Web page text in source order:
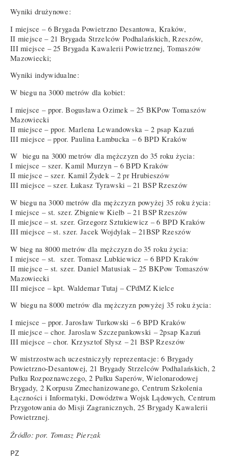
Wyniki drużynowe:
I miejsce – 6 Brygada Powietrzno Desantowa, Kraków,
II miejsce – 21 Brygada Strzelców Podhalańskich, Rzeszów,
III miejsce – 25 Brygada Kawalerii Powietrznej, Tomaszów
Mazowiecki;
Wyniki indywidualne:
W biegu na 3000 metrów dla kobiet:
I miejsce – ppor. Bogusława Ozimek – 25 BKPow Tomaszów
Mazowiecki
II miejsce – ppor. Marlena Lewandowska – 2 psap Kazuń
III miejsce – ppor. Paulina Łambucka – 6 BPD Kraków
W biegu na 3000 metrów dla mężczyzn do 35 roku życia:
I miejsce – szer. Kamil Murzyn – 6 BPD Kraków
II miejsce – szer. Kamil Żydek – 2 pr Hrubieszów
III miejsce – szer. Łukasz Tyrawski – 21 BSP Rzeszów
W biegu na 3000 metrów dla mężczyzn powyżej 35 roku życia:
I miejsce – st. szer. Zbigniew Kiełb – 21 BSP Rzeszów
II miejsce – st. szer. Grzegorz Sztukiewicz – 6 BPD Kraków
III miejsce – st. szer. Jacek Wojdylak – 21BSP Rzeszów
W bieg na 8000 metrów dla mężczyzn do 35 roku życia:
I miejsce – st. szer. Tomasz Lubkiewicz – 6 BPD Kraków
II miejsce – st. szer. Daniel Matusiak – 25 BKPow Tomaszów
Mazowiecki
III miejsce – kpt. Waldemar Tutaj – CPdMZ Kielce
W biegu na 8000 metrów dla mężczyzn powyżej 35 roku życia:
I miejsce – ppor. Jarosław Turkowski – 6 BPD Kraków
II miejsce – chor. Jaroslaw Szczepankowski – 2psap Kazuń
III miejsce – chor. Krzysztof Słysz – 21 BSP Rzeszów
W mistrzostwach uczestniczyły reprezentacje: 6 Brygady
Powietrzno-Desantowej, 21 Brygady Strzelców Podhalańskich, 2
Pułku Rozpoznawczego, 2 Pułku Saperów, Wielonarodowej
Brygady, 2 Korpusu Zmechanizowanego, Centrum Szkolenia
Łączności i Informatyki, Dowództwa Wojsk Lądowych, Centrum
Przygotowania do Misji Zagranicznych, 25 Brygady Kawalerii
Powietrznej.
Źródło: por. Tomasz Pierzak
PZ